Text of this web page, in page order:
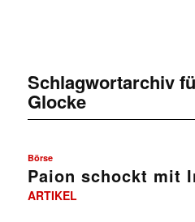
Schlagwortarchiv
Glocke
Börse
Paion schockt mit
ARTIKEL